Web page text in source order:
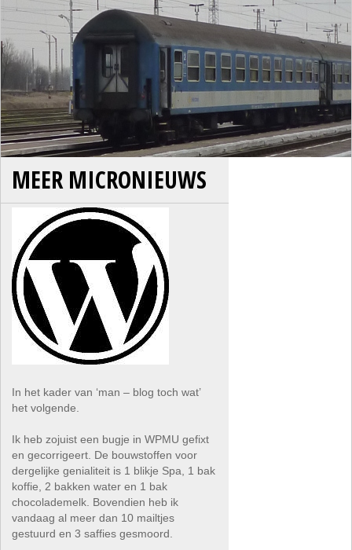
MEER MICRONIEUWS
In het kader van ‘man – blog toch wat’
het volgende.
Ik heb zojuist een bugje in WPMU gefixt
en gecorrigeert. De bouwstoffen voor
dergelijke genialiteit is 1 blikje Spa, 1 bak
koffie, 2 bakken water en 1 bak
chocolademelk. Bovendien heb ik
vandaag al meer dan 10 mailtjes
gestuurd en 3 saffies gesmoord.